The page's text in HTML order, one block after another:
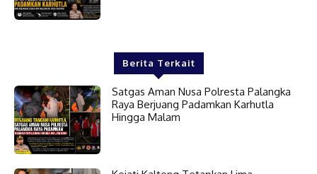
Berita Terkait
Satgas Aman Nusa Polresta Palangka
Raya Berjuang Padamkan Karhutla
Hingga Malam